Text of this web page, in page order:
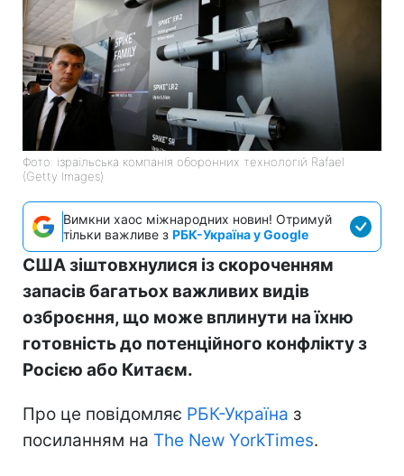
Фото: ізраїльська компанія оборонних технологій Rafael
(Getty Images)
Вимкни хаос міжнародних новин! Отримуй
тільки важливе з РБК-Україна у Google
США зіштовхнулися із скороченням
запасів багатьох важливих видів
озброєння, що може вплинути на їхню
готовність до потенційного конфлікту з
Росією або Китаєм.
Про це повідомляє РБК-Україна з
посиланням на The New YorkTimes.